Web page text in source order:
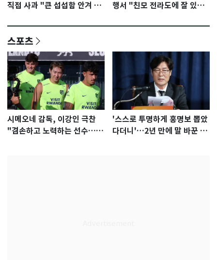
직접 사과 "큰 섭섭함 안겨 미
행서 "친모 전라도에 잘 있
스포츠
시메오네 감독, 이강인 극찬
"겸손하고 노력하는 선수…좋
'스스로 투명하게 홍명보 뽑았
다더니'…2년 만에 말 바꾼 이